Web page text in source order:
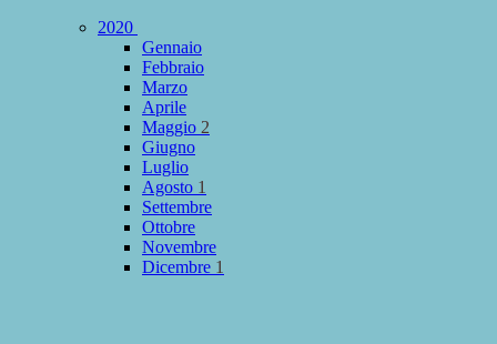
2020
Gennaio
Febbraio
Marzo
Aprile
Maggio 2
Giugno
Luglio
Agosto 1
Settembre
Ottobre
Novembre
Dicembre 1